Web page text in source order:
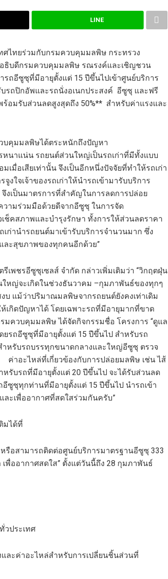
LINE
ศไทยร่วมกับกรมควบคุมมลพิษ กระทรวง
อธิบดีกรมควบคุมมลพิษ รณรงค์และเชิญชวน
รถอีซูซุที่มีอายุตั้งแต่ 15 ปีขึ้นไปเข้าศูนย์บริการ
รถปิกอัพและรถนั่งอเนกประสงค์ อีซูซุ และฟรี
อมรับส่วนลดสูงสุดถึง 50%** สำหรับค่าแรงและ
บคุมมลพิษได้ตระหนักถึงปัญหา
หนาแน่น รถยนต์ส่วนใหญ่เป็นรถเก่าที่มีทั้งแบบ
มเมื่อเสียเท่านั้น จึงเป็นอีกหนึ่งปัจจัยที่ทำให้รถเก่า
จูงใจเจ้าของรถเก่าให้นำรถเข้ามารับบริการ
จึงเป็นมาตรการที่สำคัญในการลดการปล่อย
วามร่วมมือด้วยดีจากอีซูซุ ในการจัด
เช็คสภาพและบำรุงรักษา ทั้งการให้ส่วนลดราคา
เก่านำรถยนต์มาเข้ารับบริการจำนวนมาก ซึ่ง
ละสุขภาพของทุกคนอีกด้วย”
พชรอีซูซุเซลส์ จำกัด กล่าวเพิ่มเติมว่า “วิกฤตฝุ่น
ใหญ่จะเกิดในช่วงธันวาคม –กุมภาพันธ์ของทุกๆ
บ แม้ว่าปริมาณมลพิษจากรถยนต์ยังคงเท่าเดิม
ห้เกิดปัญหาได้ โดยเฉพาะรถที่มีอายุมากที่ขาด
มควบคุมมลพิษ ได้จัดกิจกรรมชื่อ โครงการ “ดูแล
ยรถอีซูซุที่มีอายุตั้งแต่ 15 ปีขึ้นไป สำหรับรถ
ำหรับรถบรรทุกขนาดกลางและใหญ่อีซูซุ ตรวจ
ค่าอะไหล่ที่เกี่ยวข้องกับการปล่อยมลพิษ เช่น ไส้
หรับรถที่มีอายุตั้งแต่ 20 ปีขึ้นไป จะได้รับส่วนลด
อีซูซุทุกท่านที่มีอายุตั้งแต่ 15 ปีขึ้นไป นำรถเข้า
และเพื่ออากาศที่สดใสร่วมกันครับ”
มได้ที่
หรือสามารถติดต่อศูนย์บริการมาตรฐานอีซูซุ 333
เพื่ออากาศสดใส” ตั้งแต่วันนี้ถึง 28 กุมภาพันธ์
วประเทศ
ละค่าอะไหล่สำหรับการเปลี่ยนชิ้นส่วนที่